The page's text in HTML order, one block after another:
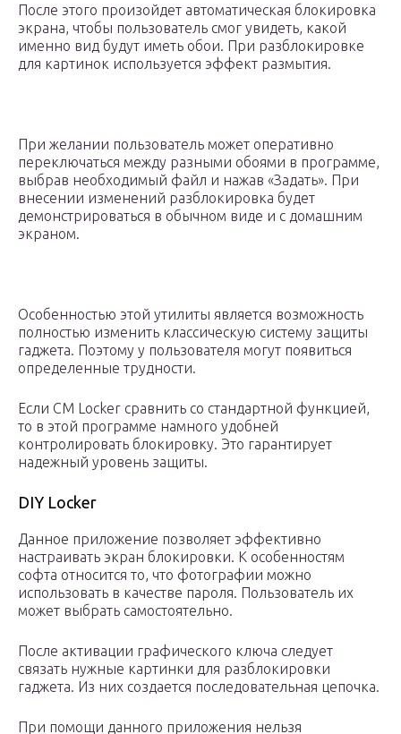
После этого произойдет автоматическая блокировка
экрана, чтобы пользователь смог увидеть, какой
именно вид будут иметь обои. При разблокировке
для картинок используется эффект размытия.
При желании пользователь может оперативно
переключаться между разными обоями в программе,
выбрав необходимый файл и нажав «Задать». При
внесении изменений разблокировка будет
демонстрироваться в обычном виде и с домашним
экраном.
Особенностью этой утилиты является возможность
полностью изменить классическую систему защиты
гаджета. Поэтому у пользователя могут появиться
определенные трудности.
Если CM Locker сравнить со стандартной функцией,
то в этой программе намного удобней
контролировать блокировку. Это гарантирует
надежный уровень защиты.
DIY Locker
Данное приложение позволяет эффективно
настраивать экран блокировки. К особенностям
софта относится то, что фотографии можно
использовать в качестве пароля. Пользователь их
может выбрать самостоятельно.
После активации графического ключа следует
связать нужные картинки для разблокировки
гаджета. Из них создается последовательная цепочка.
При помощи данного приложения нельзя